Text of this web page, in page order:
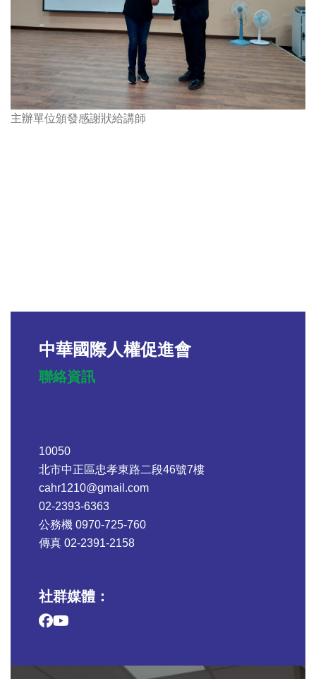
主辦單位頒發感謝狀給講師
中華國際人權促進會
聯絡資訊
10050
北市中正區忠孝東路二段46號7樓
cahr1210@gmail.com
02-2393-6363
公務機 0970-725-760
傳真 02-2391-2158
社群媒體：